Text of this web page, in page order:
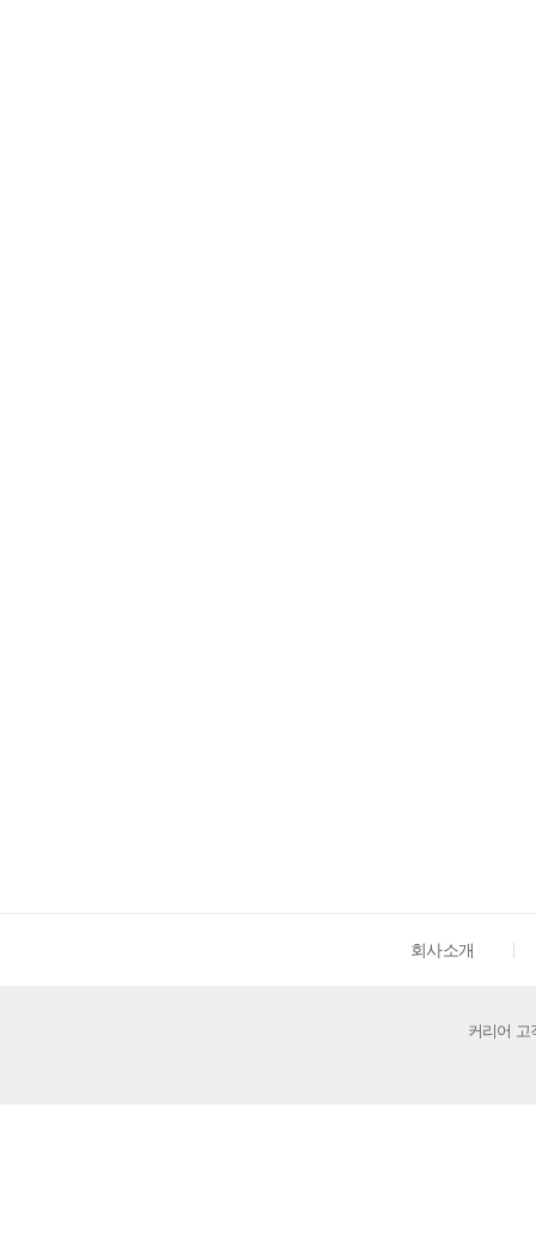
회사소개
커리어 고